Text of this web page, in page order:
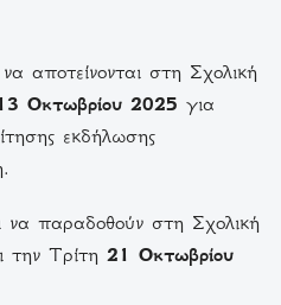
αποτείνονται στη Σχολική
Οκτωβρίου 2025 για
εκδήλωσης
να παραδοθούν στη Σχολική
την Τρίτη 21 Οκτωβρίου